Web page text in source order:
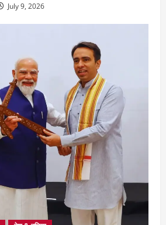
July 9, 2026